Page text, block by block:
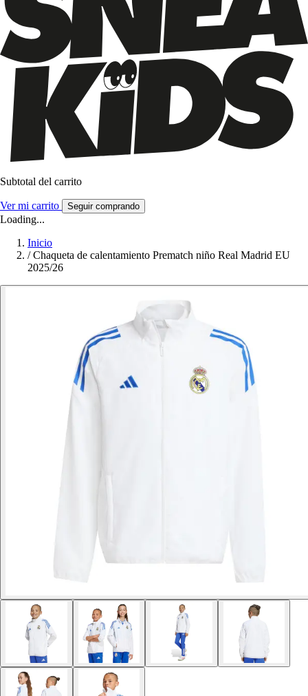
Subtotal del carrito
Ver mi carrito Seguir comprando
Loading...
Inicio
/ Chaqueta de calentamiento Prematch niño Real Madrid EU
2025/26